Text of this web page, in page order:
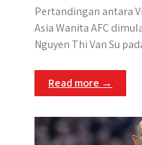
Pertandingan antara
Asia Wanita AFC
Nguyen Thi Van Su
Read more →